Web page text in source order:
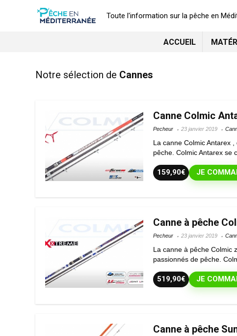
Toute l'information sur la pêche en
ACCUEIL
Notre sélection de Cannes
Canne Colmic
Pecheur 23 janvier 2019
La canne Colmic Antarex
pêche. Colmic Antarex se
159,90€ JE
Canne à pêche
Pecheur 23 janvier 2019
La canne à pêche Colmic
passionnés de pêche.
519,90€ JE
Canne à pêche